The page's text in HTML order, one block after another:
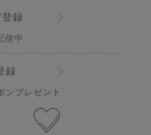
録
信中
録
プレゼント